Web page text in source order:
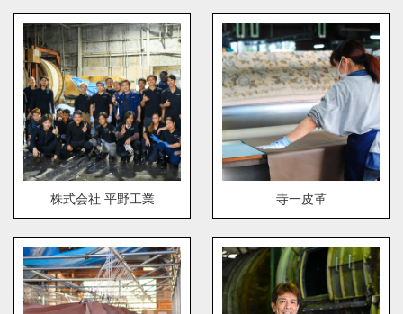
株式会社 平野工業 寺一皮革